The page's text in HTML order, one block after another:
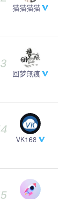
猫猫猫猫
回梦無痕
VK168